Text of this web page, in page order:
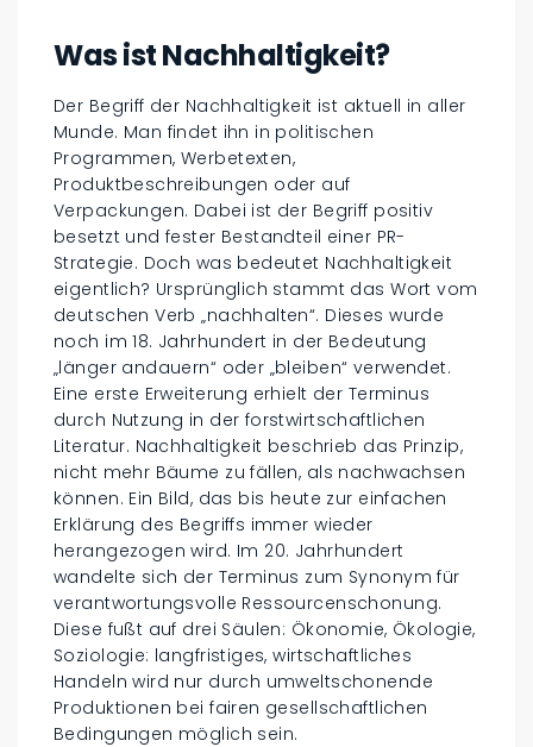
Was ist Nachhaltigkeit?
Der Begriff der Nachhaltigkeit ist aktuell in aller
Munde. Man findet ihn in politischen
Programmen, Werbetexten,
Produktbeschreibungen oder auf
Verpackungen. Dabei ist der Begriff positiv
besetzt und fester Bestandteil einer PR-
Strategie. Doch was bedeutet Nachhaltigkeit
eigentlich? Ursprünglich stammt das Wort vom
deutschen Verb „nachhalten“. Dieses wurde
noch im 18. Jahrhundert in der Bedeutung
„länger andauern“ oder „bleiben“ verwendet.
Eine erste Erweiterung erhielt der Terminus
durch Nutzung in der forstwirtschaftlichen
Literatur. Nachhaltigkeit beschrieb das Prinzip,
nicht mehr Bäume zu fällen, als nachwachsen
können. Ein Bild, das bis heute zur einfachen
Erklärung des Begriffs immer wieder
herangezogen wird. Im 20. Jahrhundert
wandelte sich der Terminus zum Synonym für
verantwortungsvolle Ressourcenschonung.
Diese fußt auf drei Säulen: Ökonomie, Ökologie,
Soziologie: langfristiges, wirtschaftliches
Handeln wird nur durch umweltschonende
Produktionen bei fairen gesellschaftlichen
Bedingungen möglich sein.